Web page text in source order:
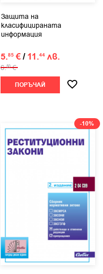
Защита на
класифицираната
информация
5.85 €/ 11.44 лв.
6.50 €
ПОРЪЧАЙ
-10%